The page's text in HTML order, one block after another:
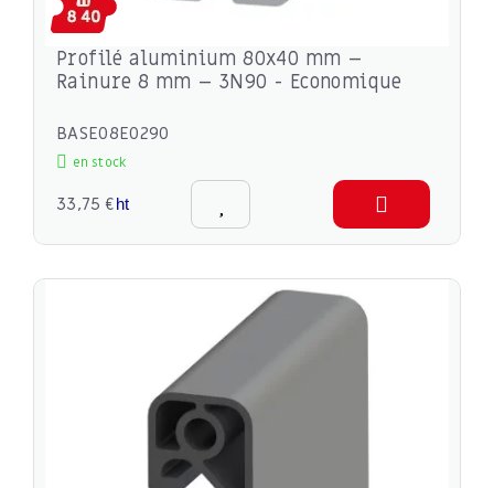
Profilé aluminium 80x40 mm –
Rainure 8 mm – 3N90 - Economique
BASE08E0290
en stock
33,75 €ht